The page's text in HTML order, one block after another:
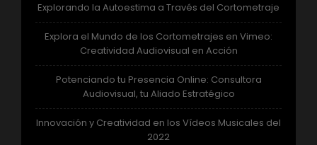
Explorando la Autoestima a Través del Cortometraje
Explora el Mundo de los Cortometrajes en Vimeo:
Creatividad Audiovisual en Acción
Potenciando tu Presencia Online: Consultora
Audiovisual, tu Aliado Estratégico
Innovación y Creatividad en los Vídeos Musicales del
2022